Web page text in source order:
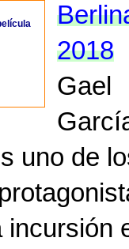
2018
Gael
uno de
incursión